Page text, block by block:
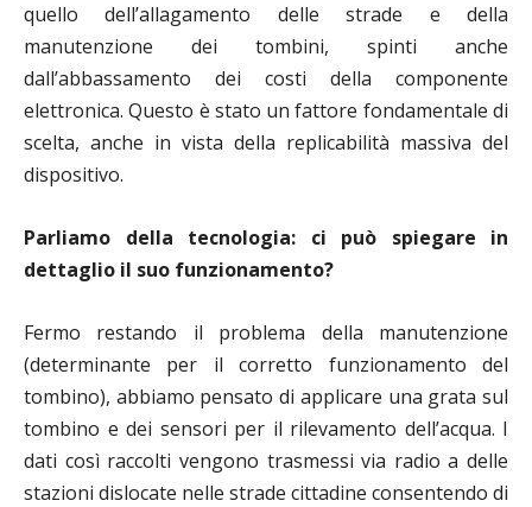
quello dell’allagamento delle strade e della
manutenzione dei tombini, spinti anche
dall’abbassamento dei costi della componente
elettronica. Questo è stato un fattore fondamentale di
scelta, anche in vista della replicabilità massiva del
dispositivo.
Parliamo della tecnologia: ci può spiegare in
dettaglio il suo funzionamento?
Fermo restando il problema della manutenzione
(determinante per il corretto funzionamento del
tombino), abbiamo pensato di applicare una grata sul
tombino e dei sensori per il rilevamento dell’acqua. I
dati così raccolti vengono trasmessi via radio a delle
stazioni dislocate nelle strade cittadine consentendo di